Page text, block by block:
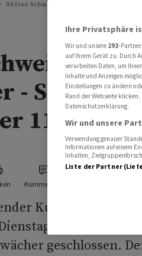
Aktien Schweiz Schluss: Schwächer -
- SMI hält
11'400
Kommentare
Kurse hat der
einen
geschlossen.
Ihre Privatsphäre
Wir und unsere 293-
auf Ihrem Gerät zu. Durch
verarbeiten Daten, um
Inhalte und Anzeigen
Einstellungen zu ändern
Rand der Webseite
Datenschutzerklärung.
Wir und unsere
Verwendung genauer
Informationen auf einem
Inhalten,
Liste der Partner